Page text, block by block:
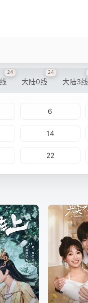
24
大陆0线
24
大陆3线
6
14
22